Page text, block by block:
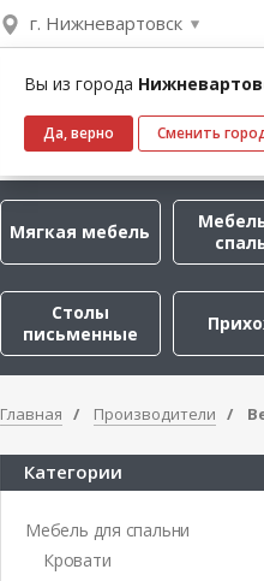
г. Нижневартовск
Вы из города
Да, верно Сменить
Мягкая мебель
Столы
письменные
Главная Производители
Категории
Мебель для спальни
Кровати